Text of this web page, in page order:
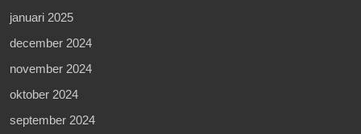
januari 2025
december 2024
november 2024
oktober 2024
september 2024